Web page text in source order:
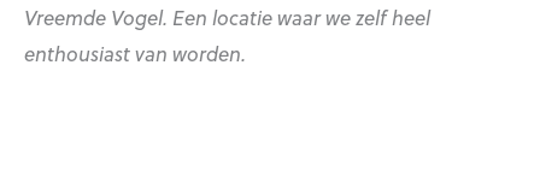
Vreemde Vogel. Een locatie waar we zelf heel
enthousiast van worden.